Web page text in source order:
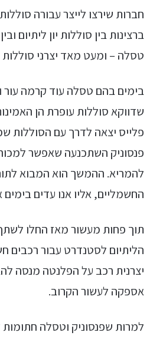
חברות שירצו לייצר עבורה
ברצינות בין סוללות יון ליתיום
טסלה – ומעט מאד יצרני סוללות
בימים בהם טסלה עוד קרמה עור
שדווקא סוללות עופרת הן
פלייס יצאה לדרך עם הסוללות
פנסוניק השתכנעה שאפשר
להמריא. ההמשך הוא המבוא
החשמליים, אליו אנו עדים בימים
תוך פחות מעשור מאז החלו
הליתיום לסטנדרט עבור רכבים
יצרנית רכב על הפלנטה מנסה
אספקה לעשור הקרוב.
למרות שפנסוניק וטסלה חתומות